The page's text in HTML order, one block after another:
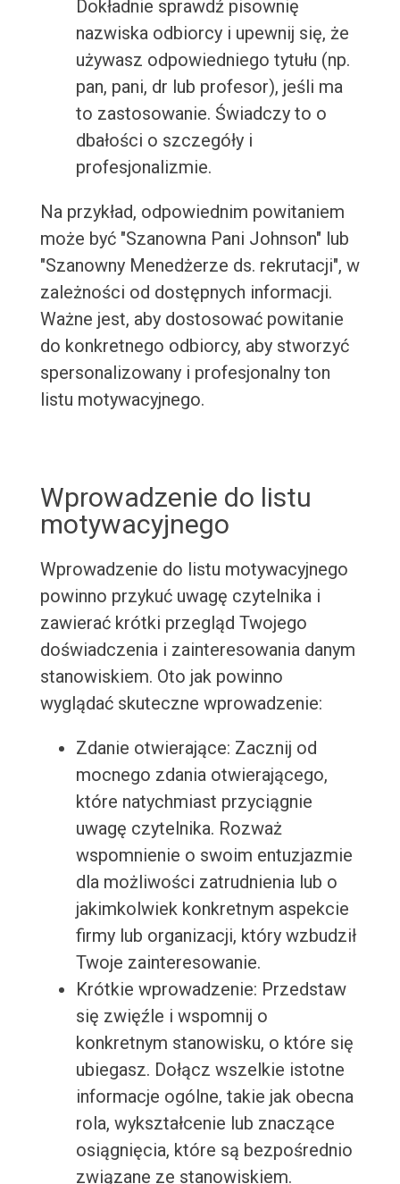
Dokładnie sprawdź pisownię
nazwiska odbiorcy i upewnij się, że
używasz odpowiedniego tytułu (np.
pan, pani, dr lub profesor), jeśli ma
to zastosowanie. Świadczy to o
dbałości o szczegóły i
profesjonalizmie.
Na przykład, odpowiednim powitaniem
może być "Szanowna Pani Johnson" lub
"Szanowny Menedżerze ds. rekrutacji", w
zależności od dostępnych informacji.
Ważne jest, aby dostosować powitanie
do konkretnego odbiorcy, aby stworzyć
spersonalizowany i profesjonalny ton
listu motywacyjnego.
Wprowadzenie do listu
motywacyjnego
Wprowadzenie do listu motywacyjnego
powinno przykuć uwagę czytelnika i
zawierać krótki przegląd Twojego
doświadczenia i zainteresowania danym
stanowiskiem. Oto jak powinno
wyglądać skuteczne wprowadzenie:
Zdanie otwierające: Zacznij od
mocnego zdania otwierającego,
które natychmiast przyciągnie
uwagę czytelnika. Rozważ
wspomnienie o swoim entuzjazmie
dla możliwości zatrudnienia lub o
jakimkolwiek konkretnym aspekcie
firmy lub organizacji, który wzbudził
Twoje zainteresowanie.
Krótkie wprowadzenie: Przedstaw
się zwięźle i wspomnij o
konkretnym stanowisku, o które się
ubiegasz. Dołącz wszelkie istotne
informacje ogólne, takie jak obecna
rola, wykształcenie lub znaczące
osiągnięcia, które są bezpośrednio
związane ze stanowiskiem.